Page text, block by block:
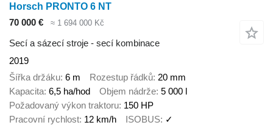
Horsch PRONTO 6 NT
70 000 €
≈ 1 694 000 Kč
Secí a sázecí stroje - secí kombinace
2019
Šířka držáku 6 m Rozestup řádků 20 mm
Kapacita 6,5 ha/hod Objem nádrže 5 000 l
Požadovaný výkon traktoru 150 HP
Pracovní rychlost 12 km/h ISOBUS ✓